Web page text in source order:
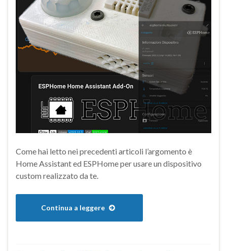
Come hai letto nei precedenti articoli l’argomento è
Home Assistant ed ESPHome per usare un dispositivo
custom realizzato da te.
Continua a leggere